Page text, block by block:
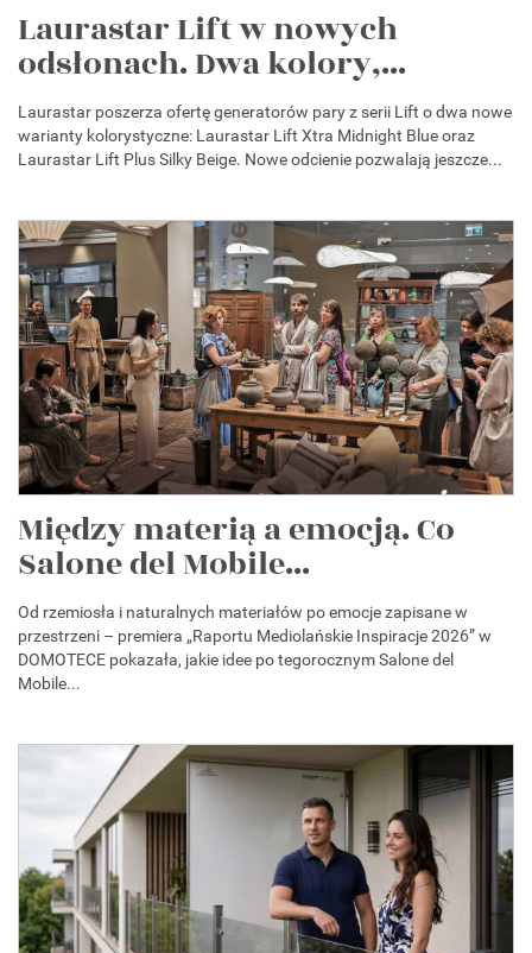
Laurastar Lift w nowych
odsłonach. Dwa kolory,...
Laurastar poszerza ofertę generatorów pary z serii Lift o dwa nowe
warianty kolorystyczne: Laurastar Lift Xtra Midnight Blue oraz
Laurastar Lift Plus Silky Beige. Nowe odcienie pozwalają jeszcze...
Między materią a emocją. Co
Salone del Mobile...
Od rzemiosła i naturalnych materiałów po emocje zapisane w
przestrzeni – premiera „Raportu Mediolańskie Inspiracje 2026” w
DOMOTECE pokazała, jakie idee po tegorocznym Salone del
Mobile...